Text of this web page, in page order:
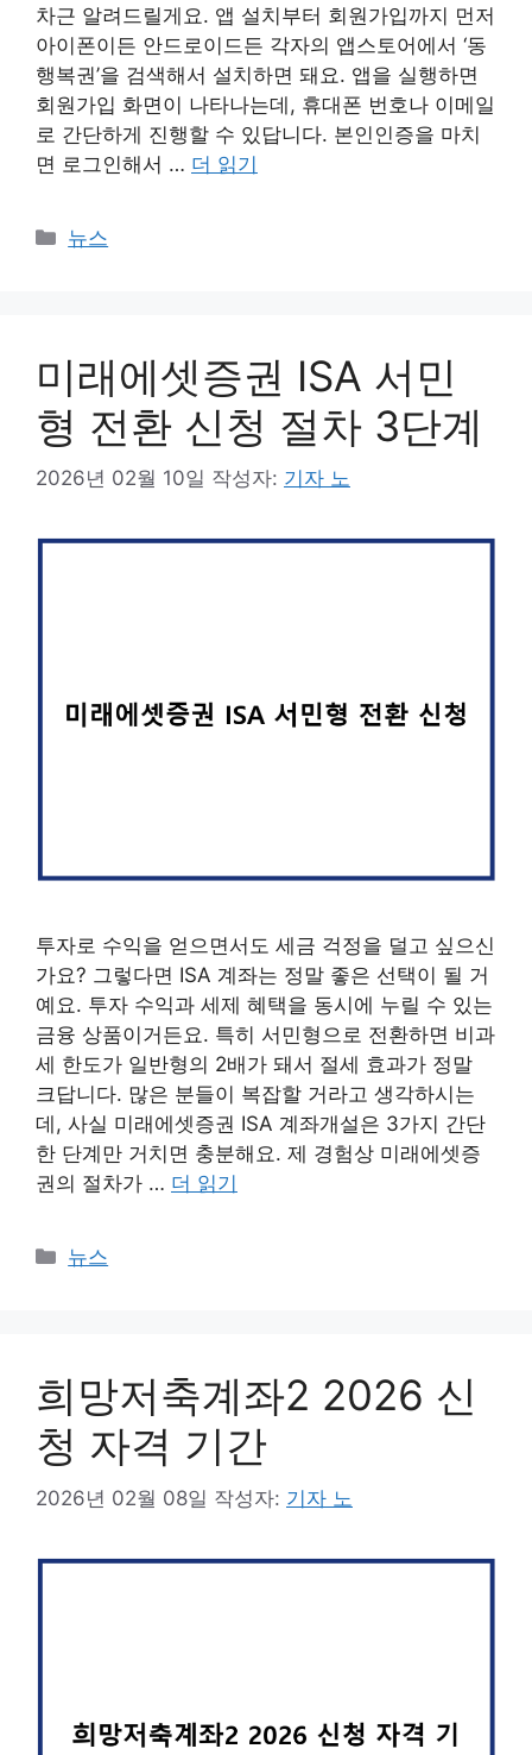
차근 알려드릴게요. 앱 설치부터 회원가입까지 먼저
아이폰이든 안드로이드든 각자의 앱스토어에서 ‘동
행복권’을 검색해서 설치하면 돼요. 앱을 실행하면
회원가입 화면이 나타나는데, 휴대폰 번호나 이메일
로 간단하게 진행할 수 있답니다. 본인인증을 마치
면 로그인해서 … 더 읽기
카
뉴스
미래에셋증권 ISA 서민
형 전환 신청 절차 3단계
2026년 02월 10일 작성자: 기자 노
투자로 수익을 얻으면서도 세금 걱정을 덜고 싶으신
가요? 그렇다면 ISA 계좌는 정말 좋은 선택이 될 거
예요. 투자 수익과 세제 혜택을 동시에 누릴 수 있는
금융 상품이거든요. 특히 서민형으로 전환하면 비과
세 한도가 일반형의 2배가 돼서 절세 효과가 정말
크답니다. 많은 분들이 복잡할 거라고 생각하시는
데, 사실 미래에셋증권 ISA 계좌개설은 3가지 간단
한 단계만 거치면 충분해요. 제 경험상 미래에셋증
권의 절차가 … 더 읽기
카
뉴스
희망저축계좌2 2026 신
청 자격 기간
2026년 02월 08일 작성자: 기자 노